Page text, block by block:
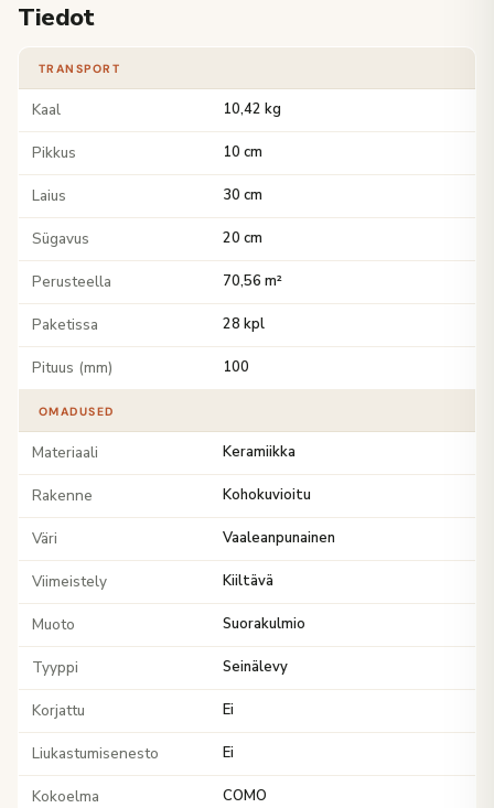
Tiedot
TRANSPORT
Kaal 10,42 kg
Pikkus 10 cm
Laius 30 cm
Sügavus 20 cm
Perusteella 70,56 m²
Paketissa 28 kpl
Pituus (mm) 100
OMADUSED
Materiaali Keramiikka
Rakenne Kohokuvioitu
Väri Vaaleanpunainen
Viimeistely Kiiltävä
Muoto Suorakulmio
Tyyppi Seinälevy
Korjattu Ei
Liukastumisenesto Ei
Kokoelma COMO